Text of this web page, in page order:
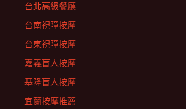
台北高級餐廳
台南視障按摩
台東視障按摩
嘉義盲人按摩
基隆盲人按摩
宜蘭按摩推薦